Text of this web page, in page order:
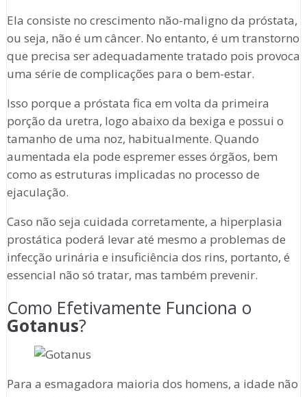
Ela consiste no crescimento não-maligno da próstata,
ou seja, não é um câncer. No entanto, é um transtorno
que precisa ser adequadamente tratado pois provoca
uma série de complicações para o bem-estar.
Isso porque a próstata fica em volta da primeira
porção da uretra, logo abaixo da bexiga e possui o
tamanho de uma noz, habitualmente. Quando
aumentada ela pode espremer esses órgãos, bem
como as estruturas implicadas no processo de
ejaculação.
Caso não seja cuidada corretamente, a hiperplasia
prostática poderá levar até mesmo a problemas de
infecção urinária e insuficiência dos rins, portanto, é
essencial não só tratar, mas também prevenir.
Como Efetivamente Funciona o
Gotanus?
Para a esmagadora maioria dos homens, a idade não